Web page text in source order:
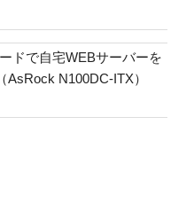
ドで自宅WEBサーバーを
AsRock N100DC-ITX）